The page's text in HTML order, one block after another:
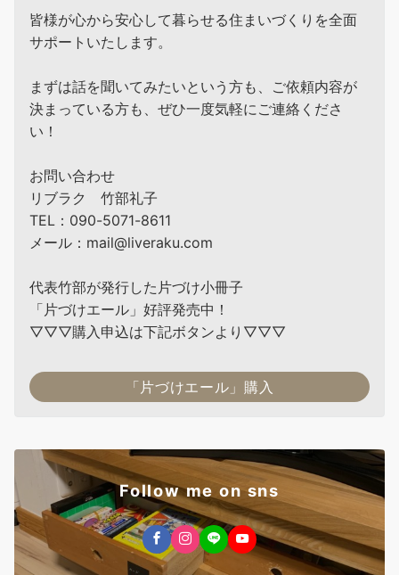
皆様が心から安心して暮らせる住まいづくりを全面
サポートいたします。
まずは話を聞いてみたいという方も、ご依頼内容が
決まっている方も、ぜひ一度気軽にご連絡くださ
い！
お問い合わせ
リブラク 竹部礼子
TEL：090-5071-8611
メール：mail@liveraku.com
代表竹部が発行した片づけ小冊子
「片づけエール」好評発売中！
▽▽▽購入申込は下記ボタンより▽▽▽
「片づけエール」購入
Follow me on sns